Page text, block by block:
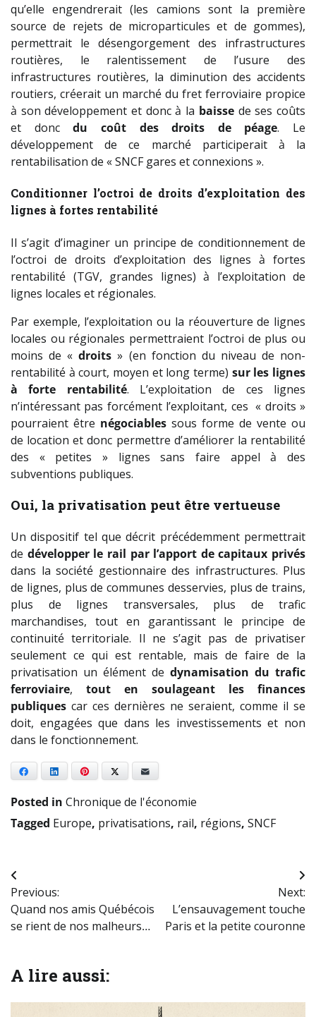
qu’elle engendrerait (les camions sont la première
source de rejets de microparticules et de gommes),
permettrait le désengorgement des infrastructures
routières, le ralentissement de l’usure des
infrastructures routières, la diminution des accidents
routiers, créerait un marché du fret ferroviaire propice
à son développement et donc à la baissede ses coûts
et doncdu coût des droits de péage. Le
développement de ce marché participerait à la
rentabilisation de « SNCF gares et connexions ».
Conditionner l’octroi de droits d’exploitation des
lignes à fortes rentabilité
Il s’agit d’imaginer un principe de conditionnement de
l’octroi de droits d’exploitation des lignes à fortes
rentabilité (TGV, grandes lignes) à l’exploitation de
lignes locales et régionales.
Par exemple, l’exploitation ou la réouverture de lignes
locales ou régionales permettraient l’octroi de plus ou
moins de «droits » (en fonction du niveau de non-
rentabilité à court, moyen et long terme) sur les lignes
à forte rentabilité. L’exploitation de ces lignes
n’intéressant pas forcément l’exploitant, ces « droits »
pourraient être négociables sous forme de vente ou
de location et donc permettre d’améliorer la rentabilité
des « petites » lignes sans faire appel à des
subventions publiques.
Oui, la privatisation peut être vertueuse
Un dispositif tel que décrit précédemment permettrait
de développer le rail par l’apport de capitaux privés
dans la société gestionnaire des infrastructures. Plus
de lignes, plus de communes desservies, plus de trains,
plus de lignes transversales, plus de trafic
marchandises, tout en garantissant le principe de
continuité territoriale. Il ne s’agit pas de privatiser
seulement ce qui est rentable, mais de faire de la
privatisation un élément de dynamisation du trafic
ferroviaire, tout en soulageant les finances
publiques car ces dernières ne seraient, comme il se
doit, engagées que dans les investissements et non
dans le fonctionnement.
Facebook LinkedIn Pinterest
Posted in Chronique de l'économie
Tagged Europe, privatisations, rail, régions, SNCF
Navigation
de
l’article
Previous:
Quand nos amis Québécois
se rient de nos malheurs…
Next:
L’ensauvagement touche
Paris et la petite couronne
A lire aussi: